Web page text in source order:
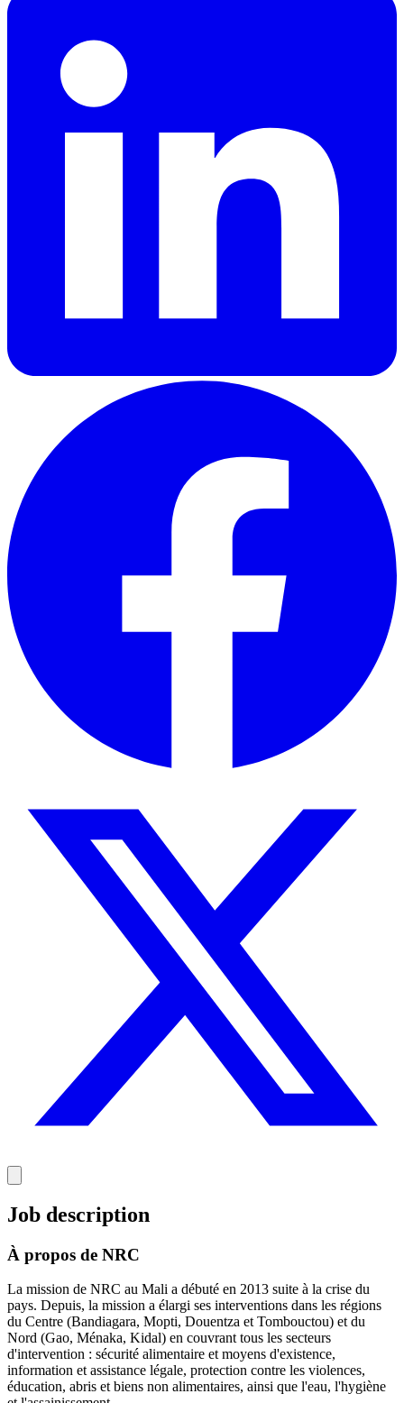
Job description
À propos de NRC
La mission de NRC au Mali a débuté en 2013 suite à la crise du
pays. Depuis, la mission a élargi ses interventions dans les régions
du Centre (Bandiagara, Mopti, Douentza et Tombouctou) et du
Nord (Gao, Ménaka, Kidal) en couvrant tous les secteurs
d'intervention : sécurité alimentaire et moyens d'existence,
information et assistance légale, protection contre les violences,
éducation, abris et biens non alimentaires, ainsi que l'eau, l'hygiène